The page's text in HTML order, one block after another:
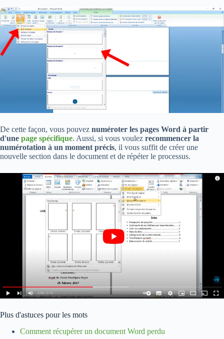
De cette façon, vous pouvez numéroter les pages Word à partir
d'une page spécifique. Aussi, si vous voulez recommencer la
numérotation à un moment précis, il vous suffit de créer une
nouvelle section dans le document et de répéter le processus.
Plus d'astuces pour les mots
Comment récupérer un document Word perdu